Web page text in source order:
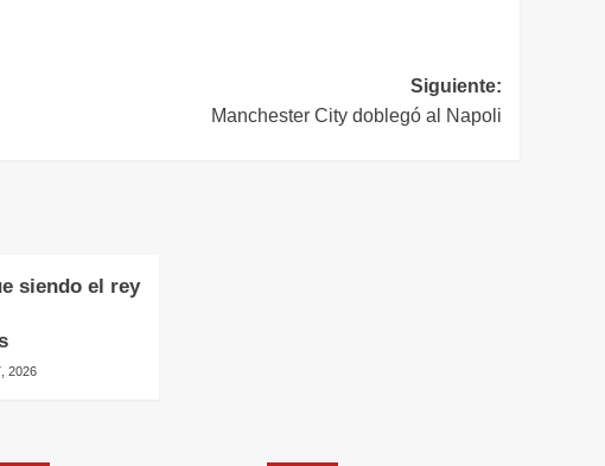
Siguiente:
Manchester City doblegó al Napoli
siendo el rey
2026